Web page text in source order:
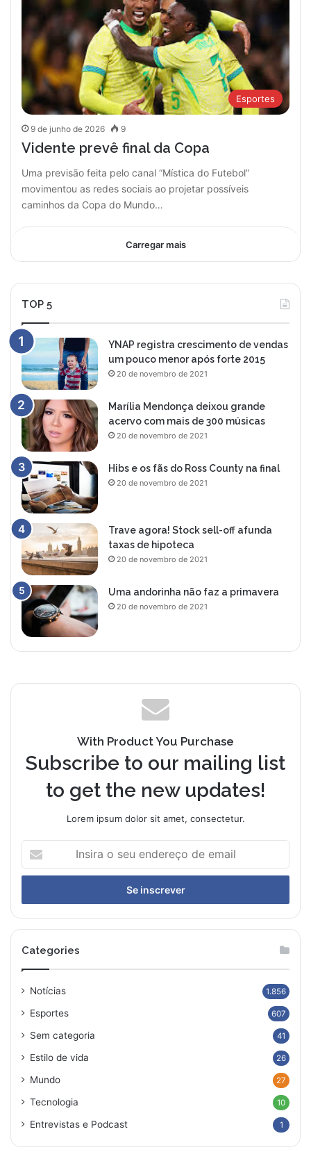
Esportes
9 de junho de 2026 9
Vidente prevê final da Copa
Uma previsão feita pelo canal “Mística do Futebol”
movimentou as redes sociais ao projetar possíveis
caminhos da Copa do Mundo…
Carregar mais
TOP 5
YNAP registra crescimento de vendas
um pouco menor após forte 2015
20 de novembro de 2021
Marília Mendonça deixou grande
acervo com mais de 300 músicas
20 de novembro de 2021
Hibs e os fãs do Ross County na final
20 de novembro de 2021
Trave agora! Stock sell-off afunda
taxas de hipoteca
20 de novembro de 2021
Uma andorinha não faz a primavera
20 de novembro de 2021
With Product You Purchase
Subscribe to our mailing list
to get the new updates!
Lorem ipsum dolor sit amet, consectetur.
seu
de
email
Categories
Notícias 1.856
Esportes 607
Sem categoria 41
Estilo de vida 26
Mundo 27
Tecnologia 10
Entrevistas e Podcast 1